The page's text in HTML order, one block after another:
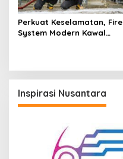
Perkuat Keselamatan, Fire
System Modern Kawal
Inspirasi Nusantara